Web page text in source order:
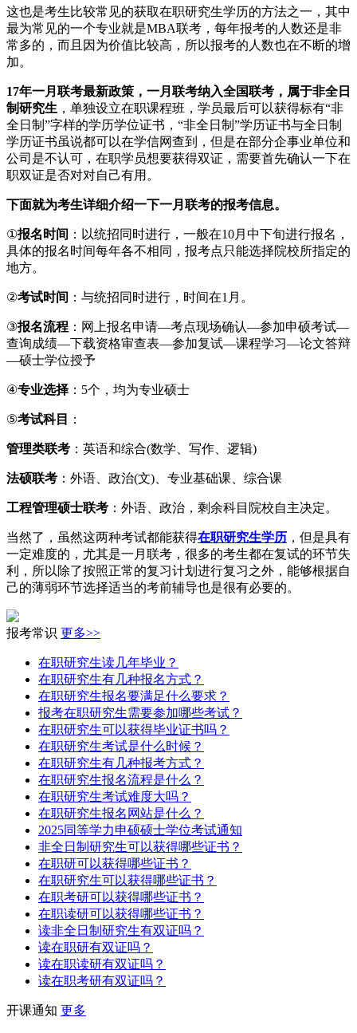
这也是考生比较常见的获取在职研究生学历的方法之一，其中
最为常见的一个专业就是MBA联考，每年报考的人数还是非
常多的，而且因为价值比较高，所以报考的人数也在不断的增
加。
17年一月联考最新政策，一月联考纳入全国联考，属于非全日
制研究生 ，单独设立在职课程班，学员最后可以获得标有“非
全日制”字样的学历学位证书，“非全日制”学历证书与全日制
学历证书虽说都可以在学信网查到，但是在部分企事业单位和
公司是不认可，在职学员想要获得双证，需要首先确认一下在
职双证是否对对自己有用。
下面就为考生详细介绍一下一月联考的报考信息。
①报名时间 ：以统招同时进行，一般在10月中下旬进行报名，
具体的报名时间每年各不相同，报考点只能选择院校所指定的
地方。
②考试时间 ：与统招同时进行，时间在1月。
③报名流程 ：网上报名申请—考点现场确认—参加申硕考试—
查询成绩—下载资格审查表—参加复试—课程学习—论文答辩
—硕士学位授予
④专业选择 ：5个，均为专业硕士
⑤考试科目 ：
管理类联考 ：英语和综合(数学、写作、逻辑)
法硕联考 ：外语、政治(文)、专业基础课、综合课
工程管理硕士联考 ：外语、政治，剩余科目院校自主决定。
当然了，虽然这两种考试都能获得在职研究生学历 ，但是具有
一定难度的，尤其是一月联考，很多的考生都在复试的环节失
利，所以除了按照正常的复习计划进行复习之外，能够根据自
己的薄弱环节选择适当的考前辅导也是很有必要的。
报考常识 更多>>
在职研究生读几年毕业？
在职研究生有几种报名方式？
在职研究生报名要满足什么要求？
报考在职研究生需要参加哪些考试？
在职研究生可以获得毕业证书吗？
在职研究生考试是什么时候？
在职研究生有几种报考方式？
在职研究生报名流程是什么？
在职研究生考试难度大吗？
在职研究生报名网站是什么？
2025同等学力申硕硕士学位考试通知
非全日制研究生可以获得哪些证书？
在职研可以获得哪些证书？
在职研究生可以获得哪些证书？
在职考研可以获得哪些证书？
在职读研可以获得哪些证书？
读非全日制研究生有双证吗？
读在职研有双证吗？
读在职读研有双证吗？
读在职考研有双证吗？
开课通知 更多